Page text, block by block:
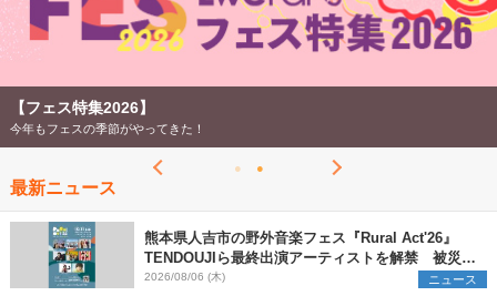
【フェス特集2026】
今年もフェスの季節がやってきた！
最新ニュース
熊本県人吉市の野外音楽フェス『Rural Act'26』
TENDOUJIら最終出演アーティストを解禁 被災地
支援プロジェクトの始動も発表
2026/08/06 (木) ニュース